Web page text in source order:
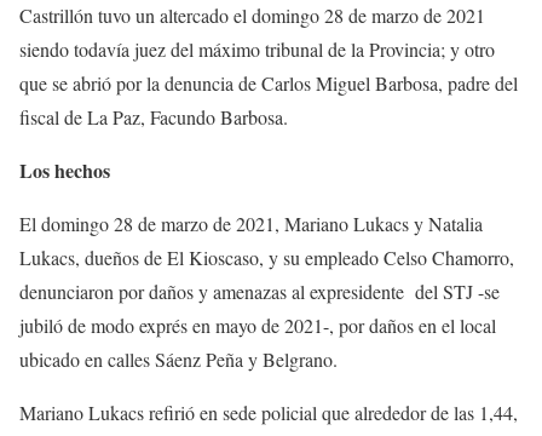
Castrillón tuvo un altercado el domingo 28 de marzo de 2021
siendo todavía juez del máximo tribunal de la Provincia; y otro
que se abrió por la denuncia de Carlos Miguel Barbosa, padre del
fiscal de La Paz, Facundo Barbosa.
Los hechos
El domingo 28 de marzo de 2021, Mariano Lukacs y Natalia
Lukacs, dueños de El Kioscaso, y su empleado Celso Chamorro,
denunciaron por daños y amenazas al expresidente del STJ -se
jubiló de modo exprés en mayo de 2021-, por daños en el local
ubicado en calles Sáenz Peña y Belgrano.
Mariano Lukacs refirió en sede policial que alrededor de las 1,44,